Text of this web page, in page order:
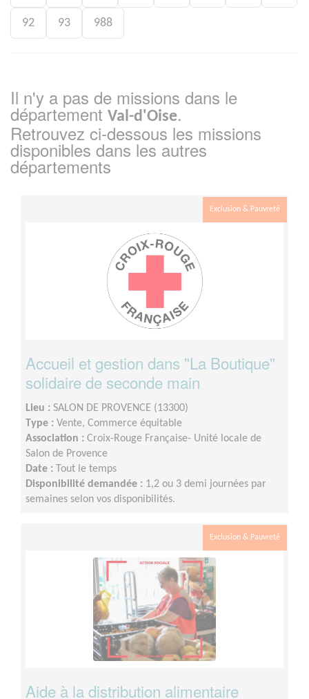
92 93 988
Il n'y a pas de missions dans le
département Val-d'Oise.
Retrouvez ci-dessous les missions
disponibles dans les autres
départements
Exclusion & Pauvreté
Accueil et gestion dans "La Boutique"
solidaire de seconde main
Lieu : SALON DE PROVENCE (13300)
Type : Vente, Commerce équitable
Association : Croix-Rouge Française- Unité locale de
Salon de Provence
Date : Tout le temps
Disponibilité demandée : 1,2 ou 3 demi journées par
semaines selon vos disponibilités.
Exclusion & Pauvreté
Aide à la distribution alimentaire